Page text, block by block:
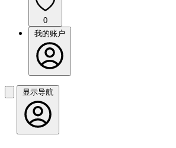
0
我的账户
显示导航